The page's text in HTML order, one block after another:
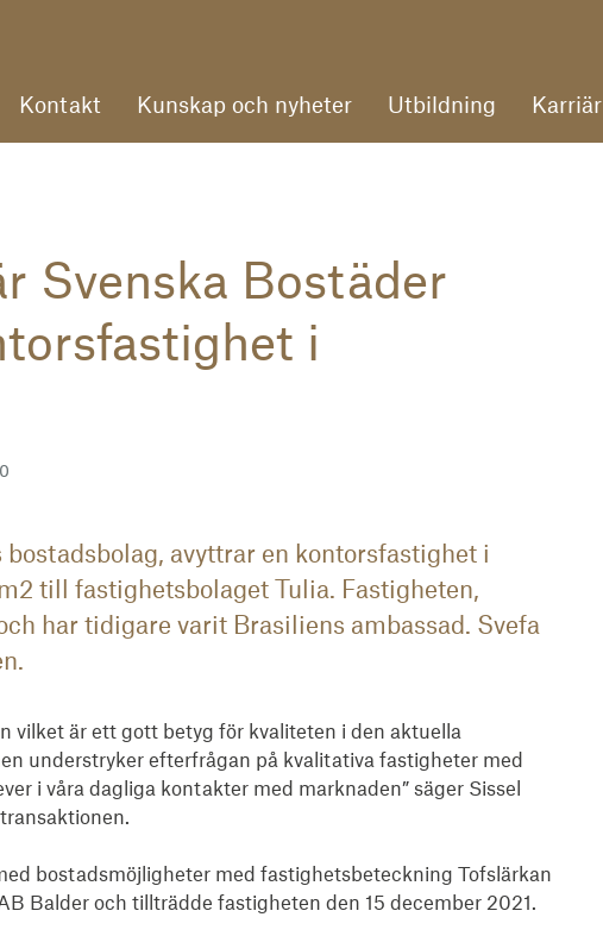
Kontakt Kunskap och nyheter Utbildning Karriär
Svenska Bostäder
i
avyttrar en kontorsfastighet i
till fastighetsbolaget Tulia. Fastigheten,
har tidigare varit Brasiliens ambassad. Svefa
vilket är ett gott betyg för kvaliteten i den aktuella
understryker efterfrågan på kvalitativa fastigheter med
i våra dagliga kontakter med marknaden” säger Sissel
bostadsmöjligheter med fastighetsbeteckning Tofslärkan
Balder och tillträdde fastigheten den 15 december 2021.